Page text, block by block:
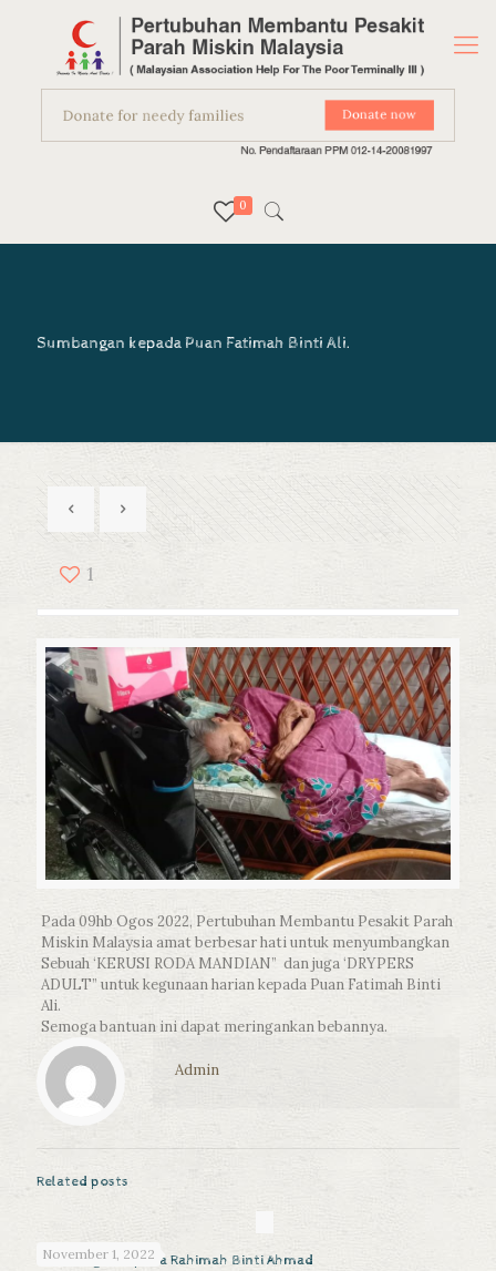
0
Sumbangan kepada Puan Fatimah Binti Ali.
1
Pada 09hb Ogos 2022, Pertubuhan Membantu Pesakit Parah
Miskin Malaysia amat berbesar hati untuk menyumbangkan
Sebuah ‘KERUSI RODA MANDIAN” dan juga ‘DRYPERS
ADULT” untuk kegunaan harian kepada Puan Fatimah Binti
Ali.
Semoga bantuan ini dapat meringankan bebannya.
Admin
Related posts
November 1, 2022
Sumbangan kepada Rahimah Binti Ahmad